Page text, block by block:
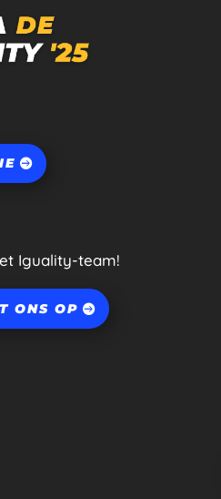
Iguality-team!
ONS OP